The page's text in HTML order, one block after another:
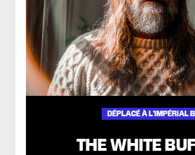
DÉPLACÉ À L'IMPÉRIAL
THE WHITE